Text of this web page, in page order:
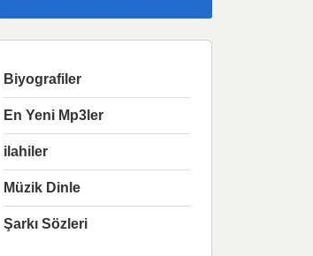
Biyografiler
En Yeni Mp3ler
ilahiler
Müzik Dinle
Şarkı Sözleri